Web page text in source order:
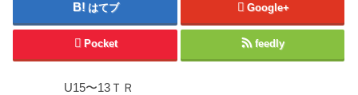
はてブ Google+
Pocket feedly
U15〜13ＴＲ